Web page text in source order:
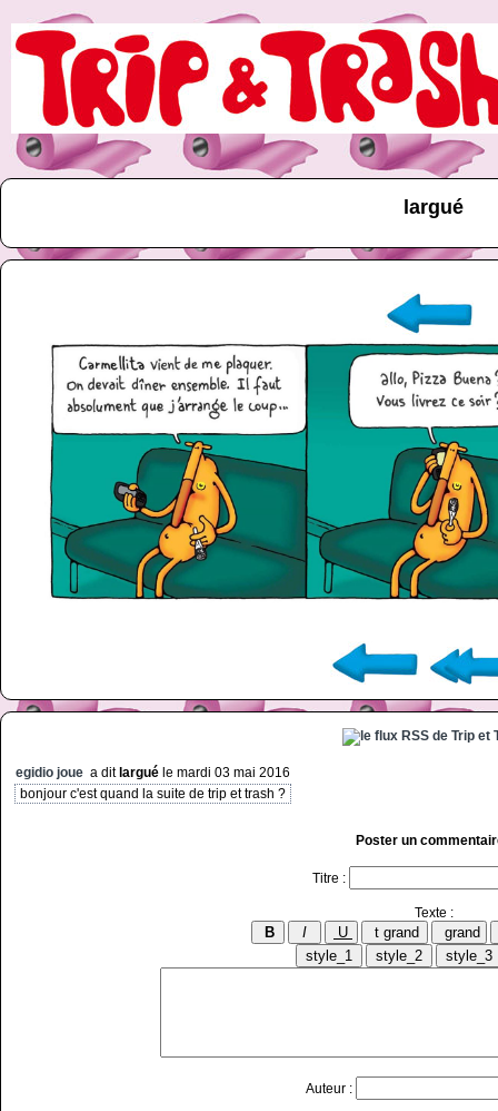
largué
egidio joue a ditlargué le mardi 03 mai 2016
bonjour c'est quand la suite de trip et trash ?
Poster un
Titre :
Texte :
Auteur :